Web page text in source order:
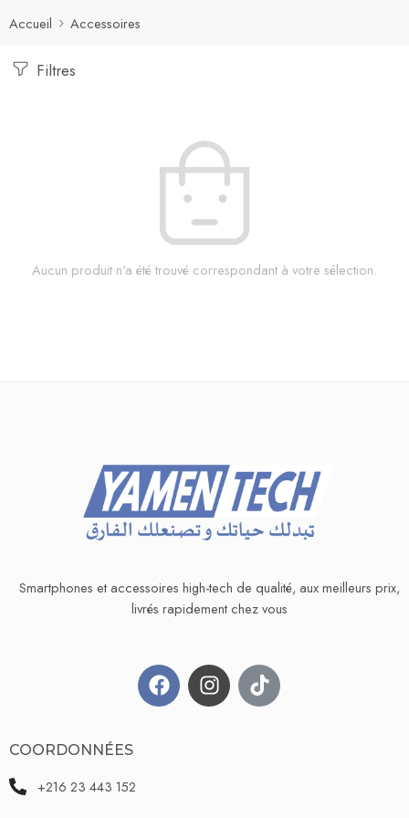
Accueil Accessoires
Filtres
Aucun produit n'a été trouvé correspondant à votre sélection.
Smartphones et accessoires high-tech de qualité, aux meilleurs prix,
livrés rapidement chez vous
COORDONNÉES
+216 23 443 152